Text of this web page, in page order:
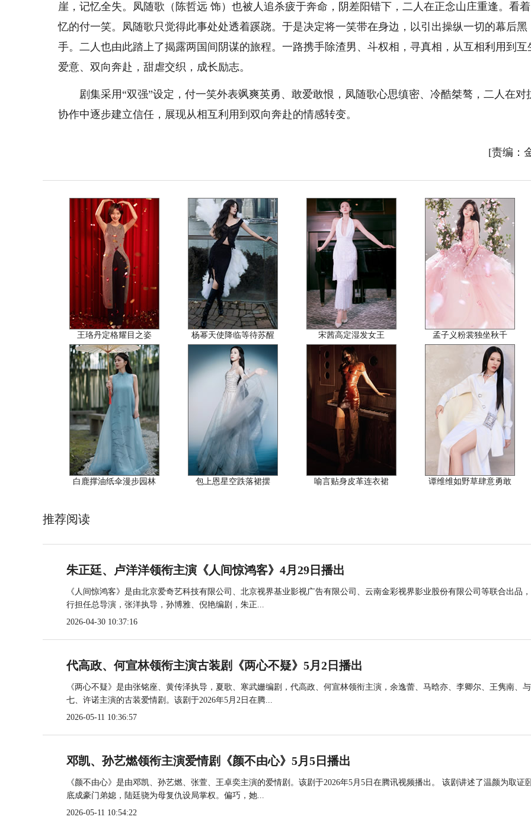
崖，记忆全失。凤随歌（陈哲远 饰）也被人追杀疲于奔命，阴差阳错下，二人在正念山庄重逢。看
忆的付一笑。凤随歌只觉得此事处处透着蹊跷。于是决定将一笑带在身边，以引出操纵一切的幕后黑
手。二人也由此踏上了揭露两国间阴谋的旅程。一路携手除渣男、斗权相，寻真相，从互相利用到互
爱意、双向奔赴，甜虐交织，成长励志。
剧集采用“双强”设定，付一笑外表飒爽英勇、敢爱敢恨，凤随歌心思缜密、冷酷桀骜，二人在对
协作中逐步建立信任，展现从相互利用到双向奔赴的情感转变。
[责编：
王珞丹定格耀目之姿 杨幂天使降临等待苏醒 宋茜高定湿发女王 孟子义粉裳独坐秋千
白鹿撑油纸伞漫步园林 包上恩星空跌落裙摆 喻言贴身皮革连衣裙 谭维维如野草肆意勇敢
推荐阅读
朱正廷、卢洋洋领衔主演《人间惊鸿客》4月29日播出
《人间惊鸿客》是由北京爱奇艺科技有限公司、北京视界基业影视广告有限公司、云南金彩视界影业股份有限公司等联合出品
行担任总导演，张洋执导，孙博雅、倪艳编剧，朱正...
2026-04-30 10:37:16
代高政、何宣林领衔主演古装剧《两心不疑》5月2日播出
《两心不疑》是由张铭座、黄传泽执导，夏歌、寒武姗编剧，代高政、何宣林领衔主演，余逸蕾、马晗亦、李卿尔、王隽南、与
七、许诺主演的古装爱情剧。该剧于2026年5月2日在腾...
2026-05-11 10:36:57
邓凯、孙艺燃领衔主演爱情剧《颜不由心》5月5日播出
《颜不由心》是由邓凯、孙艺燃、张萱、王卓奕主演的爱情剧。该剧于2026年5月5日在腾讯视频播出。 该剧讲述了温颜为取证
底成豪门弟媳，陆廷骁为母复仇设局掌权。偏巧，她...
2026-05-11 10:54:22